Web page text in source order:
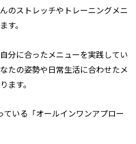
のストレッチやトレーニングメニ
す。
分に合ったメニューを実践してい
たの姿勢や日常生活に合わせたメ
ます。
いる「オールインワンアプロー